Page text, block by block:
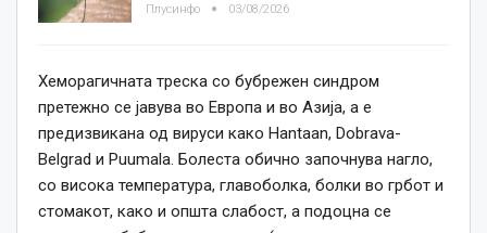
Плусинфо 03/08/2026
Хеморагичната треска со бубрежен синдром
претежно се јавува во Европа и во Азија, а е
предизвикана од вируси како Hantaan, Dobrava-
Belgrad и Puumala. Болеста обично започнува нагло,
со висока температура, главоболка, болки во грбот и
стомакот, како и општа слабост, а подоцна се